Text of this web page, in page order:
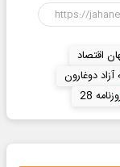
اقتصاد
دوغارون
28